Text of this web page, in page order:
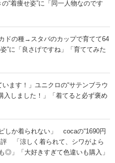
“着痩せ姿”に「同一人物なのです
ドの種→スタバのカップで育てて64
に「良さげですね」「育ててみた
います！」ユニクロの“サテンブラウ
しました！」「着てると必ず褒め
しか着られない」 cocaの“1690円
評 「涼しく着られて、シワがよら
◎」「大好きすぎて色違いも購入」